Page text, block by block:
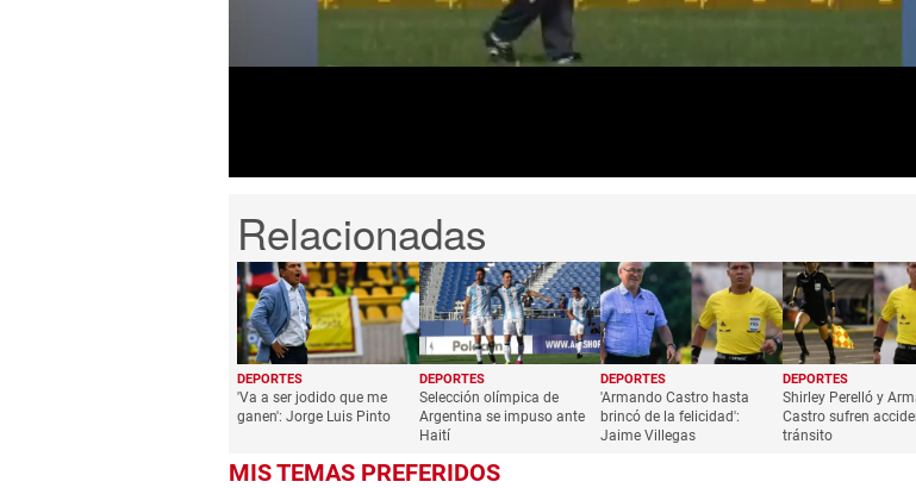
DEPORTES
'Va a ser jodido que me
ganen': Jorge Luis Pinto
DEPORTES
Selección olímpica de
Argentina se impuso ante
Haití
DEPORTES
'Armando Castro hasta
brincó de la felicidad':
Jaime Villegas
DEPORTES
Shirley Perelló y
Castro sufren
tránsito
MIS TEMAS PREFERIDOS